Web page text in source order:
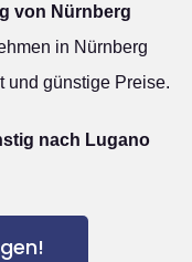
von Nürnberg
in Nürnberg
und günstige Preise.
nach Lugano